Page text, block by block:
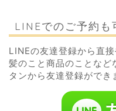
LINEでのご予約も
LINEの友達登録から直
髪のこと商品のことなど
タンから友達登録ができ